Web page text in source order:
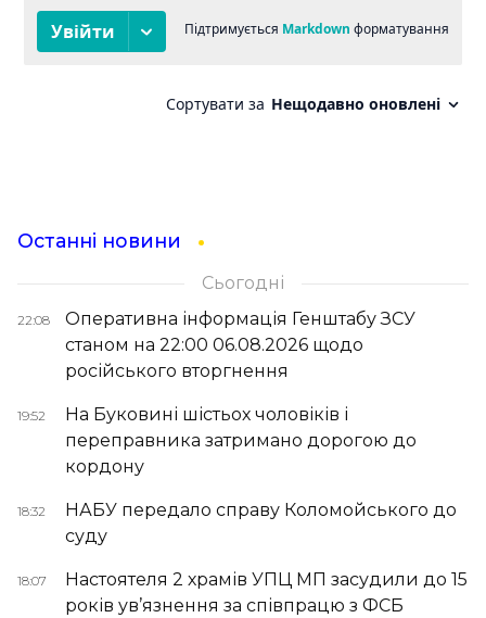
Останні новини
Сьогодні
22:08
Оперативна інформація Генштабу ЗСУ
станом на 22:00 06.08.2026 щодо
російського вторгнення
19:52
На Буковині шістьох чоловіків і
переправника затримано дорогою до
кордону
18:32
НАБУ передало справу Коломойського до
суду
18:07
Настоятеля 2 храмів УПЦ МП засудили до 15
років ув’язнення за співпрацю з ФСБ